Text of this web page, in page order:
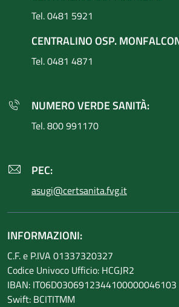
Tel. 0481 5921
CENTRALINO OSP.
Tel. 0481 4871
NUMERO VERDE SANITÀ:
Tel. 800 991170
PEC:
asugi@certsanita.fvg.it
INFORMAZIONI:
C.F. e P.IVA 01337320327
Codice Univoco Ufficio: HCGJR2
IBAN: IT06D0306912344100000046103
Swift: BCITITMM